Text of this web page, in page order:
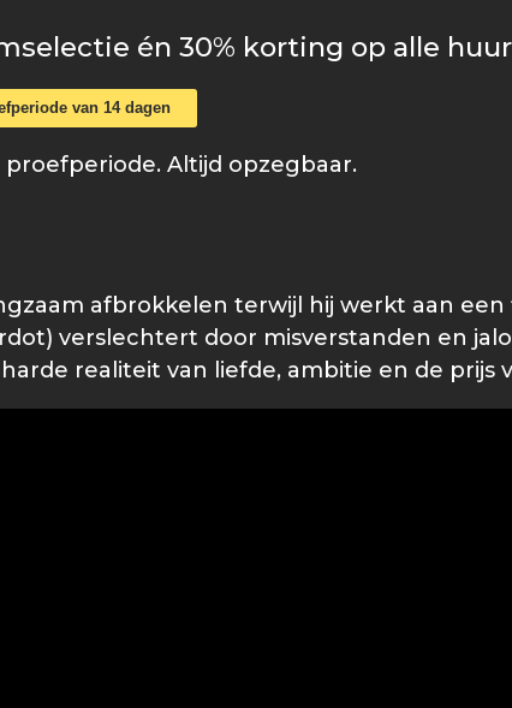
én 30% korting op alle
van 14 dagen
Altijd opzegbaar.
afbrokkelen terwijl hij werkt aan
verslechtert door misverstanden en
realiteit van liefde, ambitie en de prijs